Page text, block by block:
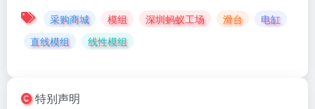
采购商城 模组 深圳蚂蚁工场 滑台
电缸
直线模组
线性模组
特别声明